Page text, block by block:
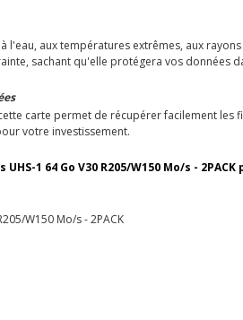
aux températures extrêmes, aux
sachant qu'elle protégera vos données
carte permet de récupérer facilement les
votre investissement.
1 64 Go V30 R205/W150 Mo/s - 2PACK
W150 Mo/s - 2PACK